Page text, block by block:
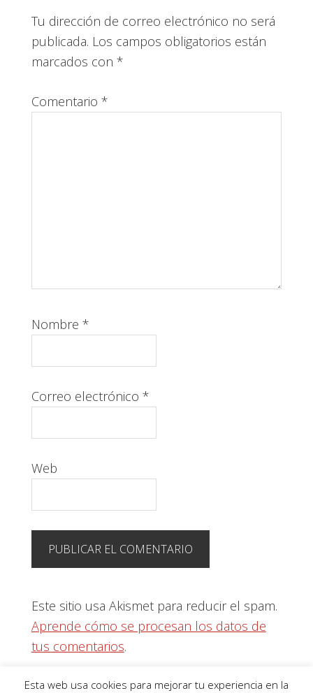
Tu dirección de correo electrónico no será
publicada. Los campos obligatorios están
marcados con *
Comentario *
Nombre *
Correo electrónico *
Web
Este sitio usa Akismet para reducir el spam.
Aprende cómo se procesan los datos de
tus comentarios.
Esta web usa cookies para mejorar tu experiencia en la